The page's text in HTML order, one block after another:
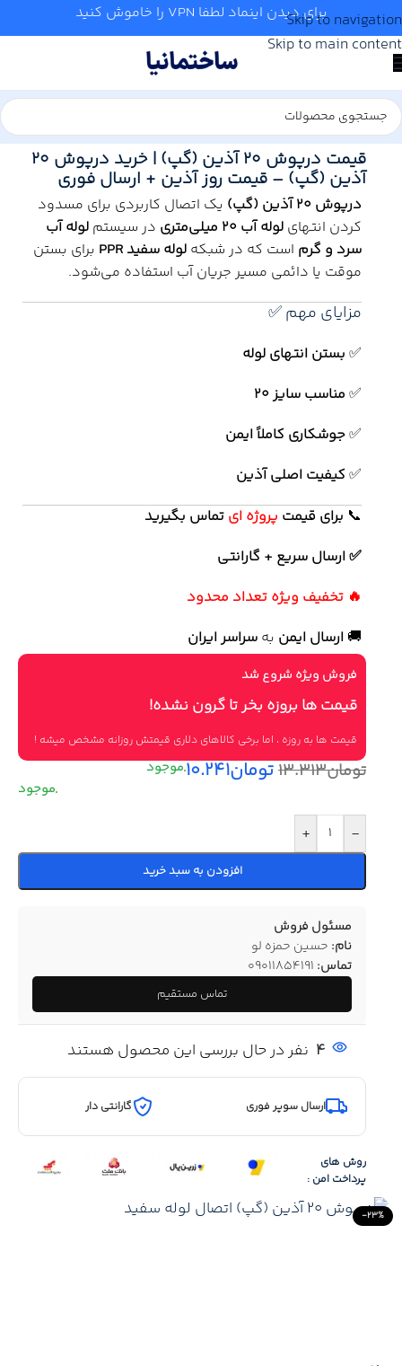
Skip to navigation
Skip to main content
برای دیدن اینماد لطفا VPN را خاموش کنید
آب و تاسیسات
-23%
قیمت درپوش 20 آذین (گپ) | خرید درپوش 20
آذین (گپ) – قیمت روز آذین + ارسال فوری
درپوش 20 آذین (گپ)
یک اتصال کاربردی برای مسدود
کردن انتهای لوله آب 20 میلی‌متری در سیستم لوله آب
سرد و گرم است که در شبکه لوله سفید PPR
برای بستن
موقت یا دائمی مسیر جریان آب استفاده می‌شود.
مزایای مهم ✅
✅ بستن انتهای لوله
✅ مناسب سایز 20
✅جوشکاری کاملاً ایمن
✅کیفیت اصلی آذین
📞 برای قیمت پروژه ای تماس بگیرید
✅ ارسال سریع + گارانتی
🔥 تخفیف ویژه تعداد محدود
🚚 ارسال ایمن به سراسر ایران
فروش ویژه شروع شد
قیمت ها بروزه بخر تا گرون نشده!
قیمت ها به روزه ، اما برخی کالاهای دلاری قیمتش روزانه مشخص میشه !
تومان۱۳.۳۱۳تومان۱۰.۲۴۱
-
+
افزودن به سبد خرید
مسئول فروش
نام: حسین حمزه لو
تماس: 09011854191
تماس مستقیم
4 نفر در حال بررسی این محصول هستند
ارسال سوپر فوری گارانتی دار
روش های
پرداخت امن :